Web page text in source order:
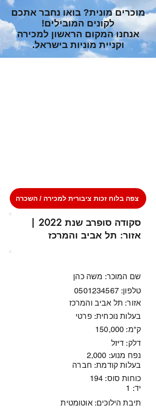
מוכרים מונית? בואו נחבר אתכם
לקונים המובילים!
אנחנו המקום הראשון למכירה
וקניית מוניות בישראל.
צפה בלוח זכות ציבורית למכירה / השכרה
‏סקודה סופרב שנת 2022 |
אזור: תל אביב והמרכז
שם המוכר: משה כהן
טלפון:0501234567
אזור: תל אביב והמרכז
בעלות נוכחית: פרטי
ק"מ: 150,000
דלק: דיזל
נפח מנוע: 2,000
בעלות קודמת: חברה
כוחות סוס: 194
יד: 1
תיבת הילוכים: אוטומטית